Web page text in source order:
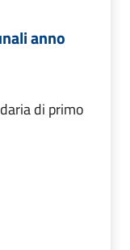
anno
di primo